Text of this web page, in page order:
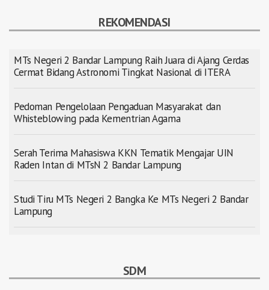
REKOMENDASI
MTs Negeri 2 Bandar Lampung Raih Juara di Ajang Cerdas
Cermat Bidang Astronomi Tingkat Nasional di ITERA
Pedoman Pengelolaan Pengaduan Masyarakat dan
Whisteblowing pada Kementrian Agama
Serah Terima Mahasiswa KKN Tematik Mengajar UIN
Raden Intan di MTsN 2 Bandar Lampung
Studi Tiru MTs Negeri 2 Bangka Ke MTs Negeri 2 Bandar
Lampung
SDM